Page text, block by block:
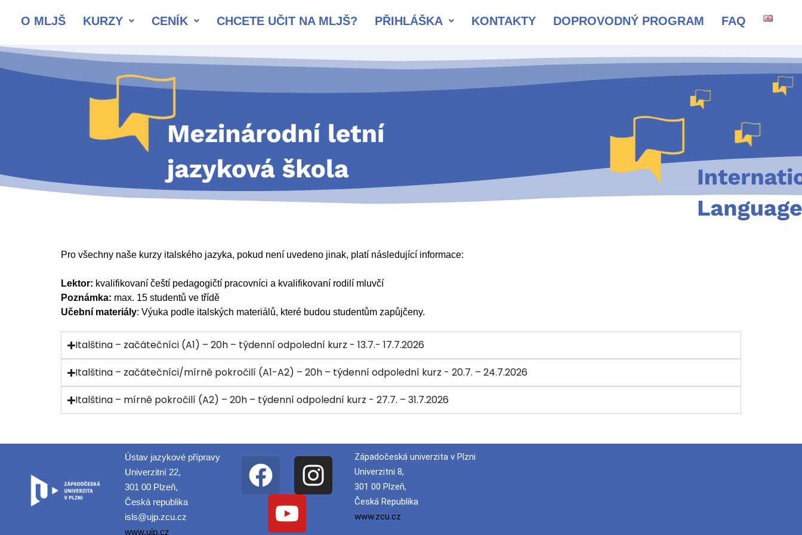
O MLJŠ KURZY CENÍK CHCETE UČIT NA MLJŠ? PŘIHLÁŠKA KONTAKTY DOPROVODNÝ PROGRAM FAQ
Pro všechny naše kurzy italského jazyka, pokud není uvedeno jinak, platí následující informace:
Lektor: kvalifikovaní čeští pedagogičtí pracovníci a kvalifikovaní rodilí mluvčí
Poznámka: max. 15 studentů ve třídě
Učební materiály: Výuka podle italských materiálů, které budou studentům zapůjčeny.
Italština – začátečníci (A1) – 20h – týdenní odpolední kurz - 13.7.- 17.7.2026
Italština – začátečníci/mírně pokročilí (A1-A2) – 20h – týdenní odpolední kurz - 20.7. – 24.7.2026
Italština – mírně pokročilí (A2) – 20h – týdenní odpolední kurz - 27.7. – 31.7.2026
Ústav jazykové přípravy
Univerzitní 22,
301 00 Plzeň,
Česká republika
isls@ujp.zcu.cz
www.ujp.cz
Západočeská univerzita v Plzni
Univerzitni 8,
301 00 Plzeň,
Česká Republika
www.zcu.cz